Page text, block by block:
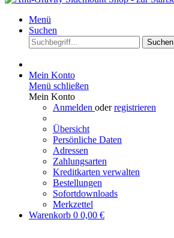
Menü
Suchen
Suchen
Mein Konto
Menü schließen
Mein Konto
Anmelden oderregistrieren
Übersicht
Persönliche Daten
Adressen
Zahlungsarten
Kreditkarten verwalten
Bestellungen
Sofortdownloads
Merkzettel
Warenkorb 0 0,00 €